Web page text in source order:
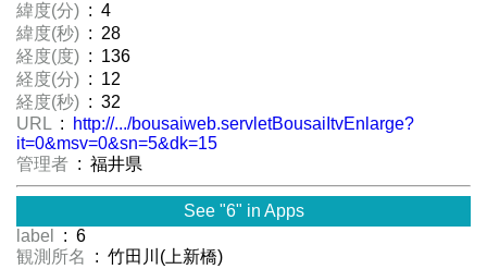
緯度(分) : 4
緯度(秒) : 28
経度(度) : 136
経度(分) : 12
経度(秒) : 32
URL :
http://.../bousaiweb.servletBousaiItvEnlarge?
it=0&msv=0&sn=5&dk=15
管理者 : 福井県
See "6" in Apps
label
: 6
観測所名
: 竹田川(上新橋)